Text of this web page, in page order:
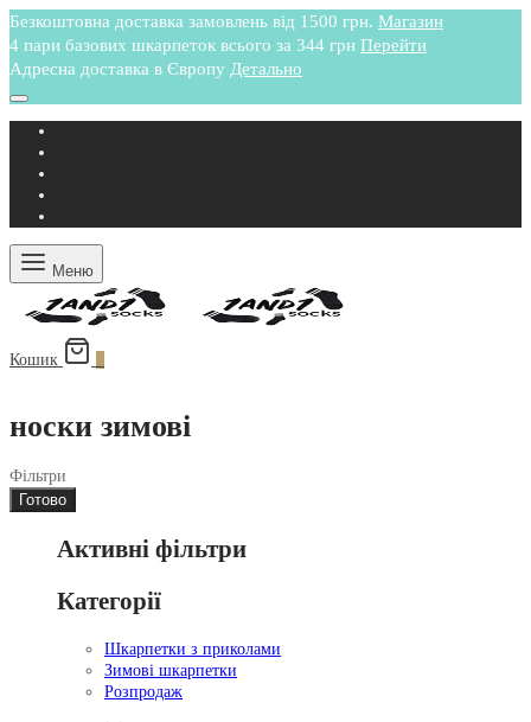
Безкоштовна доставка замовлень від 1500 грн. Магазин
4 пари базових шкарпеток всього за 344 грн Перейти
Адресна доставка в Європу Детально
Меню
Кошик
носки зимові
Фільтри
Готово
Активні фільтри
Категорії
Шкарпетки з приколами
Зимові шкарпетки
Розпродаж